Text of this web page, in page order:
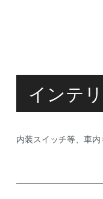
インテ
内装スイッチ等、車